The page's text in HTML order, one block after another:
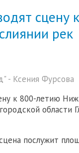
рек
- Ксения Фурсова
к 800-летию
области
послужит